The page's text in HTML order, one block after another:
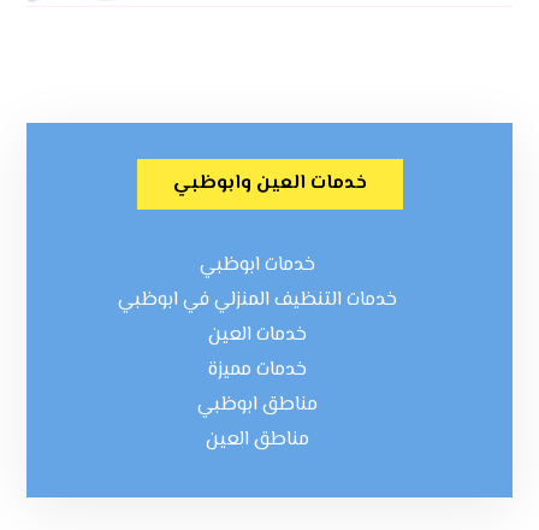
خدمات العين وابوظبي
خدمات ابوظبي
خدمات التنظيف المنزلي في ابوظبي
خدمات العين
خدمات مميزة
مناطق ابوظبي
مناطق العين